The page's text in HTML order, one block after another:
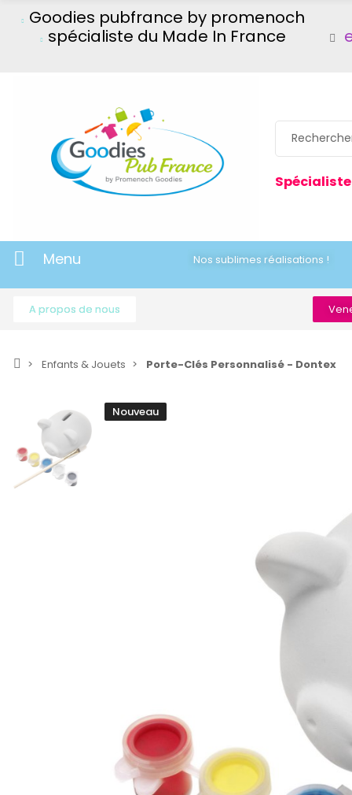
Goodies pubfrance by promenoch
spécialiste du Made In France
Menu Nos sublimes réalisations !
A propos de nous
Enfants & Jouets Porte-Clés Personnalisé - Dontex
Nouveau